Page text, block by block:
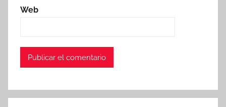
Web